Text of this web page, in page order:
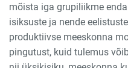
mõista iga grupiliikme
isiksuste ja nende
produktiivse meeskonna
pingutust, kuid tulemus